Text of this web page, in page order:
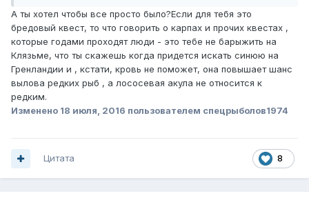
А ты хотел чтобы все просто было?Если для тебя это
бредовый квест, то что говорить о карпах и прочих квестах ,
которые годами проходят люди - это тебе не барыжить на
Клязьме, что ты скажешь когда придется искать синюю на
Гренландии и , кстати, кровь не поможет, она повышает шанс
вылова редких рыб , а лососевая акула не относится к
редким.
Изменено 18 июля, 2016 пользователем спецрыболов1974
8
Цитата